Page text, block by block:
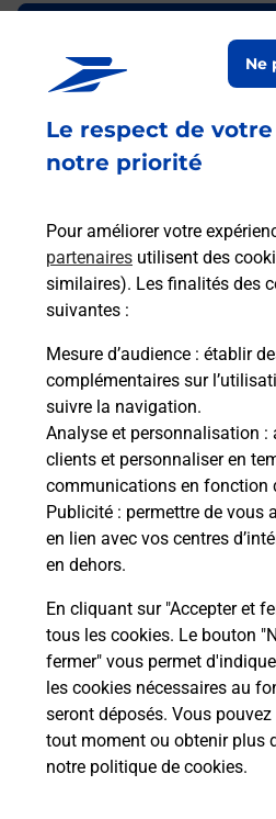
Le respect de
notre priorité
Pour améliorer votre
partenaires utilisent des
similaires). Les finalités des
suivantes :
Mesure d’audience : établir
complémentaires sur
suivre la navigation.
Analyse et personnalisation :
clients et personnaliser en
communications en fonction
Publicité : permettre de vous
en lien avec vos centres
en dehors.
En cliquant sur "Accepter et
tous les cookies. Le bouton
fermer" vous permet
les cookies nécessaires au
seront déposés. Vous
tout moment ou obtenir plus
notre politique de cookies.
Ne
La Poste
MORVILLE SUR ANDELLE MAIRIE